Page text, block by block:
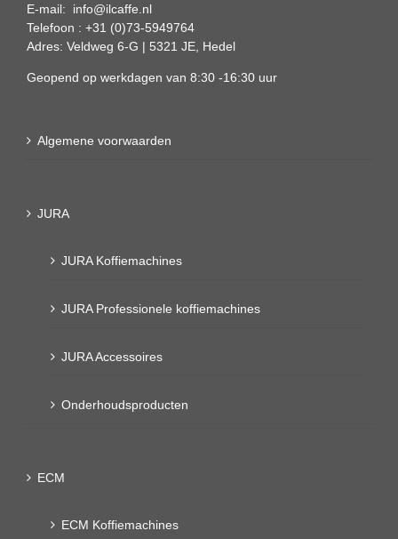
E-mail: info@ilcaffe.nl
Telefoon : +31 (0)73-5949764
Adres: Veldweg 6-G | 5321 JE, Hedel
Geopend op werkdagen van 8:30 -16:30 uur
Algemene voorwaarden
JURA
JURA Koffiemachines
JURA Professionele koffiemachines
JURA Accessoires
Onderhoudsproducten
ECM
ECM Koffiemachines